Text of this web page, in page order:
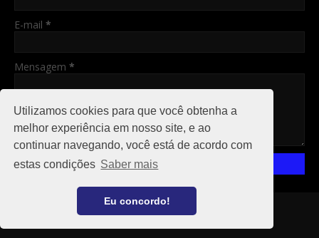
Utilizamos cookies para que você obtenha a
melhor experiência em nosso site, e ao
continuar navegando, você está de acordo com
estas condições Saber mais
Eu concordo!
E-mail *
Mensagem *